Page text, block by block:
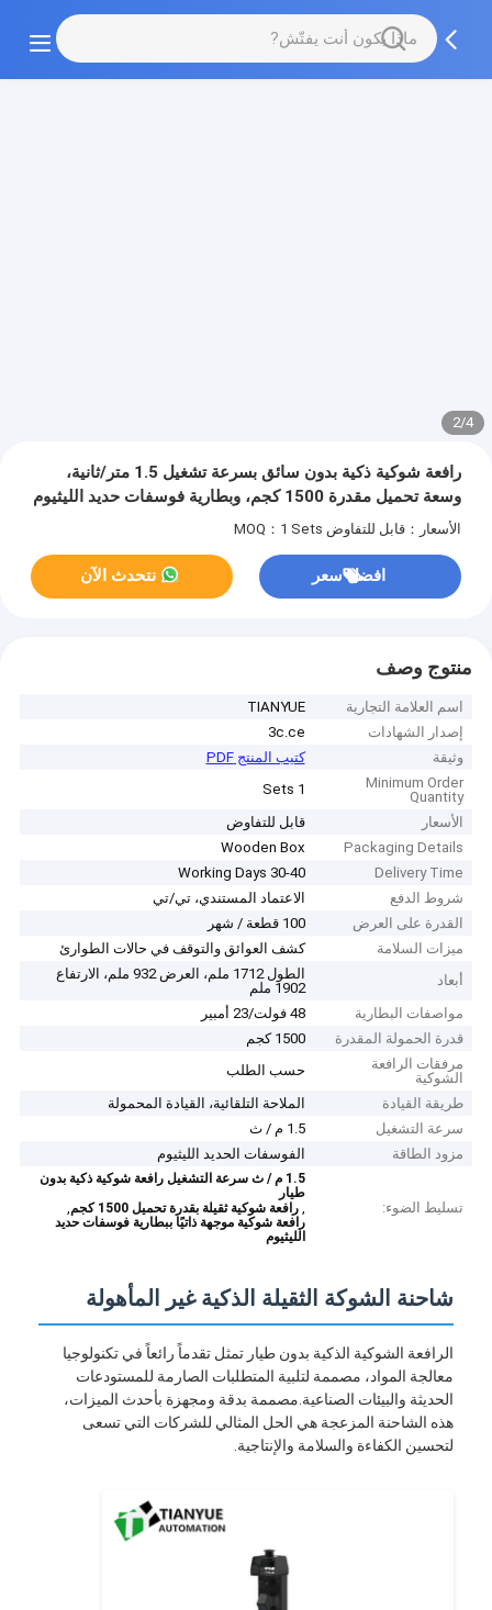
2/4
رافعة شوكية ذكية بدون سائق بسرعة تشغيل 1.5 متر/ثانية،
وسعة تحميل مقدرة 1500 كجم، وبطارية فوسفات حديد الليثيوم
الأسعار：قابل للتفاوض MOQ：1 Sets
افضل سعر نتحدث الآن
منتوج وصف
اسم العلامة التجارية
TIANYUE
إصدار الشهادات
3c.ce
وثيقة
كتيب المنتج PDF
Minimum Order
Quantity
1 Sets
الأسعار
قابل للتفاوض
Packaging Details
Wooden Box
Delivery Time
30-40 Working Days
شروط الدفع
الاعتماد المستندي، تي/تي
القدرة على العرض
100 قطعة / شهر
ميزات السلامة
كشف العوائق والتوقف في حالات الطوارئ
أبعاد
الطول 1712 ملم، العرض 932 ملم، الارتفاع
1902 ملم
مواصفات البطارية
48 فولت/23 أمبير
قدرة الحمولة المقدرة
1500 كجم
مرفقات الرافعة
الشوكية
حسب الطلب
طريقة القيادة
الملاحة التلقائية، القيادة المحمولة
سرعة التشغيل
1.5 م / ث
مزود الطاقة
الفوسفات الحديد الليثيوم
تسليط الضوء:
1.5 م / ث سرعة التشغيل رافعة شوكية ذكية بدون
طيار
,رافعة شوكية ثقيلة بقدرة تحميل 1500 كجم ,
رافعة شوكية موجهة ذاتيًا ببطارية فوسفات حديد
الليثيوم
شاحنة الشوكة الثقيلة الذكية غير المأهولة
الرافعة الشوكية الذكية بدون طيار تمثل تقدماً رائعاً في تكنولوجيا
معالجة المواد، مصممة لتلبية المتطلبات الصارمة للمستودعات
الحديثة والبيئات الصناعية.مصممة بدقة ومجهزة بأحدث الميزات،
هذه الشاحنة المزعجة هي الحل المثالي للشركات التي تسعى
لتحسين الكفاءة والسلامة والإنتاجية.